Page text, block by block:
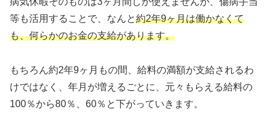
等も活用することで、なんと約2年9ヶ月は働かなくて
も、何らかのお金の支給があります。
もちろん約2年9ヶ月もの間、給料の満額が支給されるわ
けではなく、年月が増えるごとに、元々もらえる給料の
100％から80％、60％と下がっていきます。